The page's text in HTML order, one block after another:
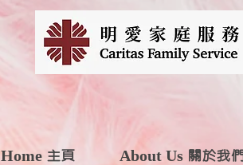
Home 主頁 About Us 關於我們